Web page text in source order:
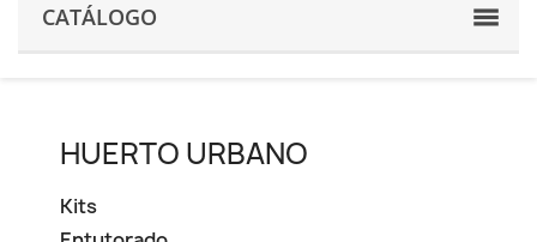
CATÁLOGO
HUERTO URBANO
Kits